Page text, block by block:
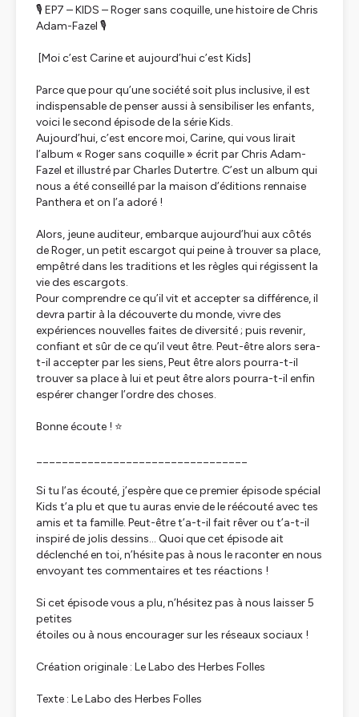
🎙️ EP7 – KIDS – Roger sans coquille, une histoire de Chris
Adam-Fazel 🎙️
[Moi c’est Carine et aujourd’hui c’est Kids]
Parce que pour qu’une société soit plus inclusive, il est
indispensable de penser aussi à sensibiliser les enfants,
voici le second épisode de la série Kids.
Aujourd’hui, c’est encore moi, Carine, qui vous lirait
l’album « Roger sans coquille » écrit par Chris Adam-
Fazel et illustré par Charles Dutertre. C’est un album qui
nous a été conseillé par la maison d’éditions rennaise
Panthera et on l’a adoré !
Alors, jeune auditeur, embarque aujourd’hui aux côtés
de Roger, un petit escargot qui peine à trouver sa place,
empêtré dans les traditions et les règles qui régissent la
vie des escargots.
Pour comprendre ce qu’il vit et accepter sa différence, il
devra partir à la découverte du monde, vivre des
expériences nouvelles faites de diversité ; puis revenir,
confiant et sûr de ce qu’il veut être. Peut-être alors sera-
t-il accepter par les siens, Peut être alors pourra-t-il
trouver sa place à lui et peut être alors pourra-t-il enfin
espérer changer l’ordre des choses.
Bonne écoute ! ⭐️
Si tu l’as écouté, j’espère que ce premier épisode spécial
Kids t’a plu et que tu auras envie de le réécouté avec tes
amis et ta famille. Peut-être t’a-t-il fait rêver ou t’a-t-il
inspiré de jolis dessins… Quoi que cet épisode ait
déclenché en toi, n’hésite pas à nous le raconter en nous
envoyant tes commentaires et tes réactions !
Si cet épisode vous a plu, n’hésitez pas à nous laisser 5
petites
étoiles ou à nous encourager sur les réseaux sociaux !
Création originale : Le Labo des Herbes Folles
Texte : Le Labo des Herbes Folles